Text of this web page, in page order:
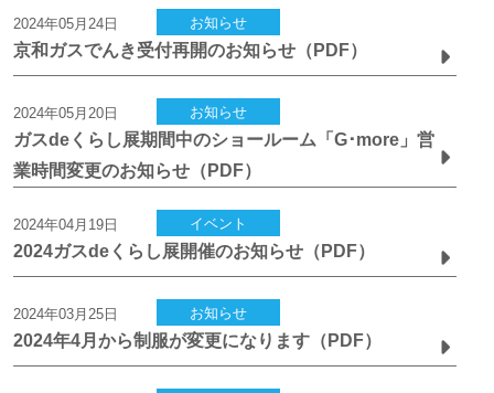
2024年05月24日 お知らせ
京和ガスでんき受付再開のお知らせ（PDF）
2024年05月20日 お知らせ
ガスdeくらし展期間中のショールーム「G･more」営
業時間変更のお知らせ（PDF）
2024年04月19日 イベント
2024ガスdeくらし展開催のお知らせ（PDF）
2024年03月25日 お知らせ
2024年4月から制服が変更になります（PDF）